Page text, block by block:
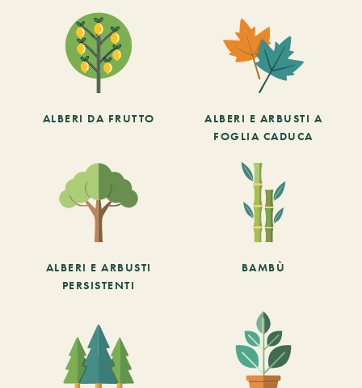
ALBERI DA FRUTTO
ALBERI E ARBUSTI A
FOGLIA CADUCA
ALBERI E ARBUSTI
PERSISTENTI
BAMBÙ